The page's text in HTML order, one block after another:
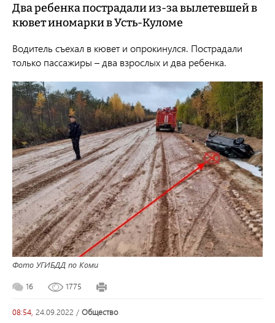
Два ребенка пострадали из-за вылетевшей в
кювет иномарки в Усть-Куломе
Водитель съехал в кювет и опрокинулся. Пострадали
только пассажиры – два взрослых и два ребенка.
Фото УГИБДД по Коми
16 1775
08:54, 24.09.2022 / общество